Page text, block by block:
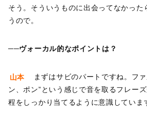
そう。そういうものに出会ってなかった
うので。
──ヴォーカル的なポイントは？
山本
まずはサビのパートですね。フ
ン、ポン”という感じで音を取るフレー
程をしっかり当てるように意識していま